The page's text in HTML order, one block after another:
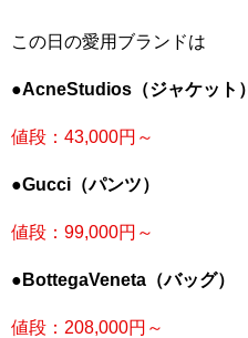
この日の愛用ブランドは
●AcneStudios（ジャケット）
値段：43,000円～
●Gucci（パンツ）
値段：99,000円～
●BottegaVeneta（バッグ）
値段：208,000円～